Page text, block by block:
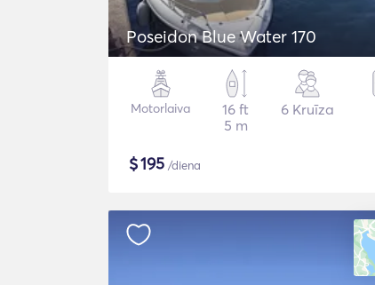
Poseidon Blue Water 170
Motorlaiva
16 ft
5 m
6 Kruīza
$195 /diena